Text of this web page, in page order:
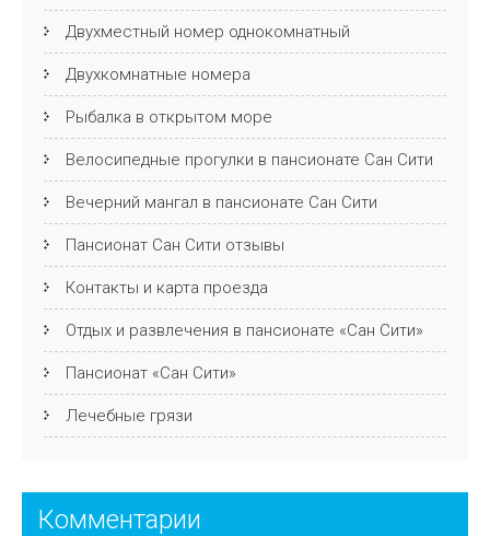
Двухместный номер однокомнатный
Двухкомнатные номера
Рыбалка в открытом море
Велосипедные прогулки в пансионате Сан Сити
Вечерний мангал в пансионате Сан Сити
Пансионат Cан Cити отзывы
Контакты и карта проезда
Отдых и развлечения в пансионате «Сан Сити»
Пансионат «Сан Сити»
Лечебные грязи
Комментарии